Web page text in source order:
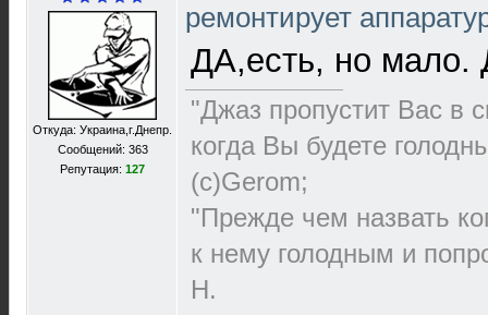
Откуда: Украина,г.Днепр.
Сообщений: 363
Репутация: 127
ремонтирует
ДА,есть, но мало.
"Джаз пропустит Вас в
когда Вы будете
(с)Gerom;
"Прежде чем назвать
к нему голодным и
Н.